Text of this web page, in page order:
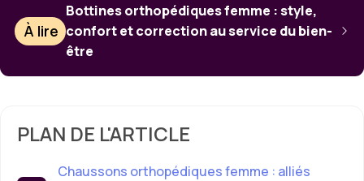
À lire
Bottines orthopédiques femme : style,
confort et correction au service du bien-
être
PLAN DE L'ARTICLE
Chaussons orthopédiques femme : alliés